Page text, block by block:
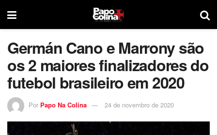
Germán Cano e Marrony são
os 2 maiores finalizadores do
futebol brasileiro em 2020
Por Papo Na Colina 24 de novembro de 2020